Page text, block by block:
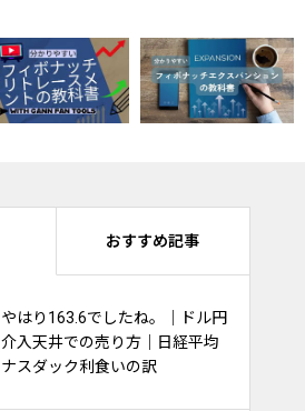
おすすめ記事
やはり163.6でしたね。｜ドル円
介入天井での売り方｜日経平均
ナスダック利食いの訳
ナスダック100は持ち合いを維持
出来るか？他市場への影響多
大！